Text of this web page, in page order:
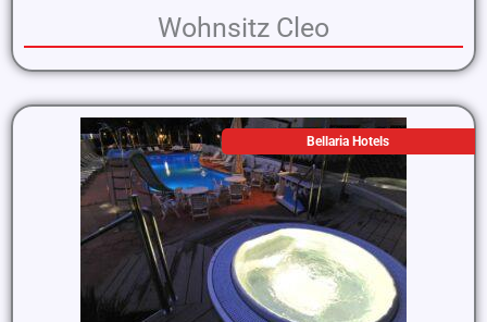
Wohnsitz Cleo
Bellaria Hotels